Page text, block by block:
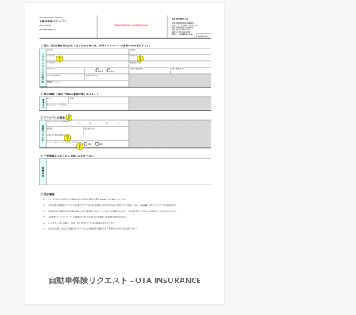
自動車保険リクエスト - OTA INSURANCE